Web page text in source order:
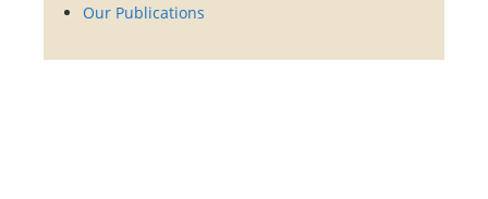
Our Publications